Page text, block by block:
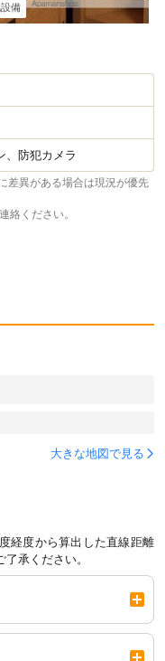
備
、防犯カメラ
差異がある場合は現況が優先
絡ください。
大きな地図で見る
経度から算出した直線距離
承ください。